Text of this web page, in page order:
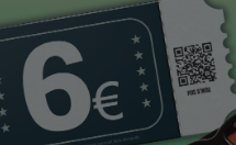
du nouvel opus de «
!